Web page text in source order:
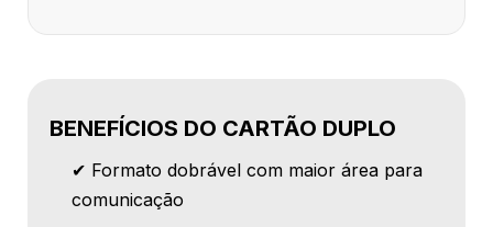
BENEFÍCIOS DO CARTÃO DUPLO
✔ Formato dobrável com maior área para
comunicação